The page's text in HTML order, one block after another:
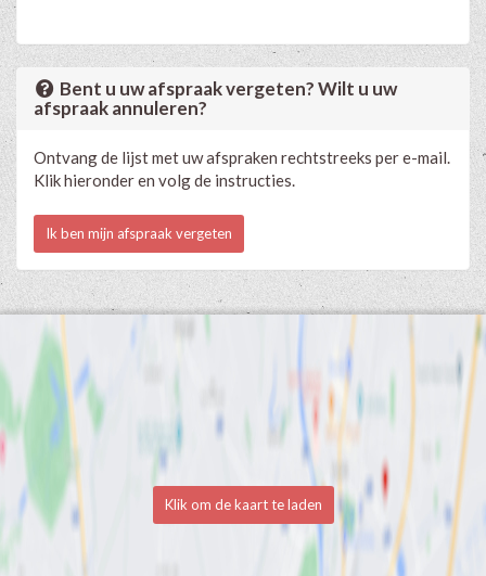
Bent u uw afspraak vergeten? Wilt u uw
afspraak annuleren?
Ontvang de lijst met uw afspraken rechtstreeks per e-mail.
Klik hieronder en volg de instructies.
Ik ben mijn afspraak vergeten
Klik om de kaart te laden